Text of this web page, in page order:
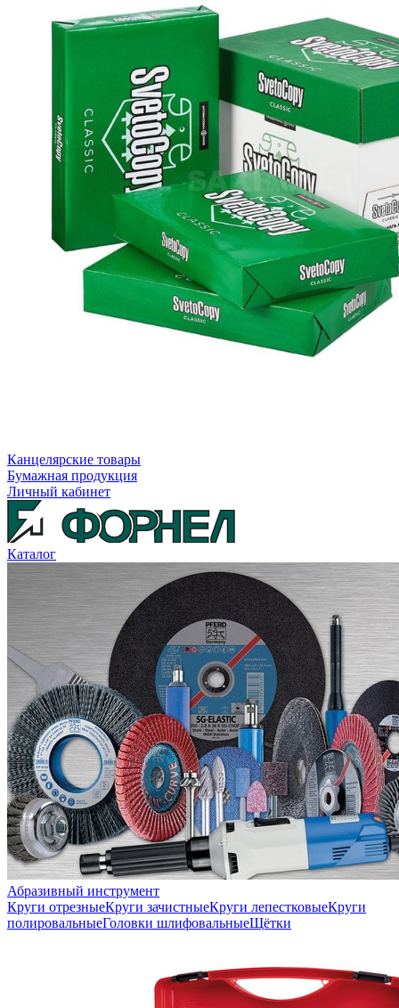
Канцелярские товары
Бумажная продукция
Личный кабинет
Каталог
Абразивный инструмент
Круги отрезныеКруги зачистныеКруги лепестковыеКруги
полировальныеГоловки шлифовальныеЩётки